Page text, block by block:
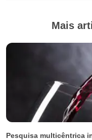
Mais
Pesquisa multicêntrica